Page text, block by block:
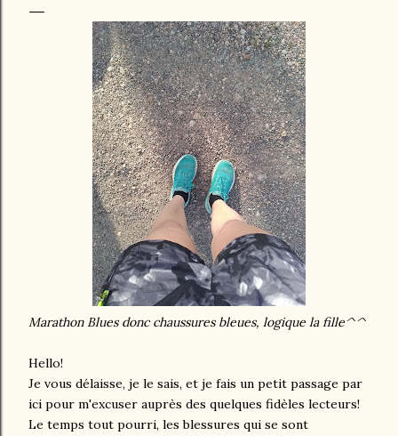
Marathon Blues donc chaussures bleues, logique la fille^^
Hello!
Je vous délaisse, je le sais, et je fais un petit passage par
ici pour m'excuser auprès des quelques fidèles lecteurs!
Le temps tout pourri, les blessures qui se sont